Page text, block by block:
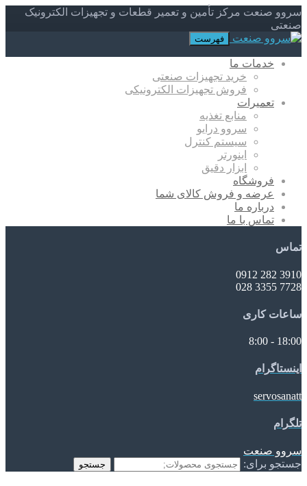
سروو صنعت مرکز تأمین و تعمیر قطعات و تجهیزات الکترونیک
صنعتی
فهرست
خدمات ما
خرید تجهیزات صنعتی
فروش تجهیزات الکترونیکی
تعمیرات
منابع تغذیه
سروو درایو
سیستم کنترل
اینورتر
ابزار دقیق
فروشگاه
عرضه و فروش کالای شما
درباره ما
تماس با ما
تماس
3910 282 0912
7728 3355 028
ساعات کاری
18:00 - 8:00
اینستاگرام
servosanatt
تلگرام
سروو صنعت
جستجو برای:
جستجو